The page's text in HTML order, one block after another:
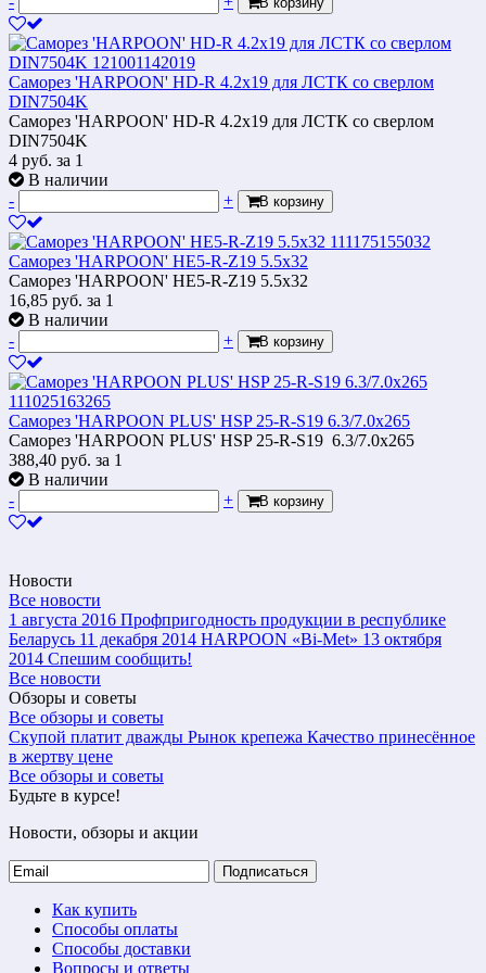
Саморез 'HARPOON' HD-R 4.2х19 для ЛСТК со сверлом
DIN7504K
Саморез 'HARPOON' HD-R 4.2х19 для ЛСТК со сверлом
DIN7504K
4 руб. за 1
В наличии
-
+ В корзину
Саморез 'HARPOON' НЕ5-R-Z19 5.5x32
Саморез 'HARPOON' НЕ5-R-Z19 5.5x32
16,85 руб. за 1
В наличии
-
+ В корзину
Саморез 'HARPOON PLUS' HSP 25-R-S19 6.3/7.0х265
Саморез 'HARPOON PLUS' HSP 25-R-S19 6.3/7.0х265
388,40 руб. за 1
В наличии
-
+ В корзину
Новости
Все новости
1 августа 2016 Профпригодность продукции в республике
Беларусь 11 декабря 2014 HARPOON «Bi-Met» 13 октября
2014 Спешим сообщить!
Все новости
Обзоры и советы
Все обзоры и советы
Скупой платит дважды Рынок крепежа Качество принесённое
в жертву цене
Все обзоры и советы
Будьте в курсе!
Новости, обзоры и акции
Подписаться
Как купить
Способы оплаты
Способы доставки
Вопросы и ответы